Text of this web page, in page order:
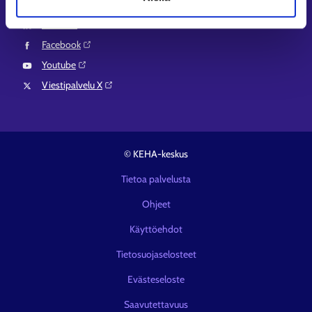
Facebook⁠
Youtube⁠
Viestipalvelu X⁠
© KEHA-keskus
Tietoa palvelusta
Ohjeet
Käyttöehdot
Tietosuojaselosteet
Evästeseloste
Saavutettavuus